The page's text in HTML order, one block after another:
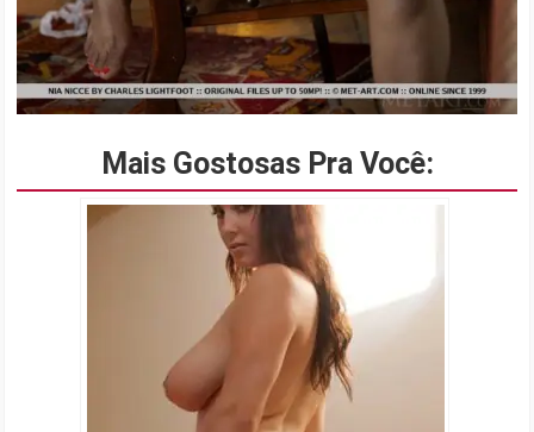
Mais Gostosas Pra Você: